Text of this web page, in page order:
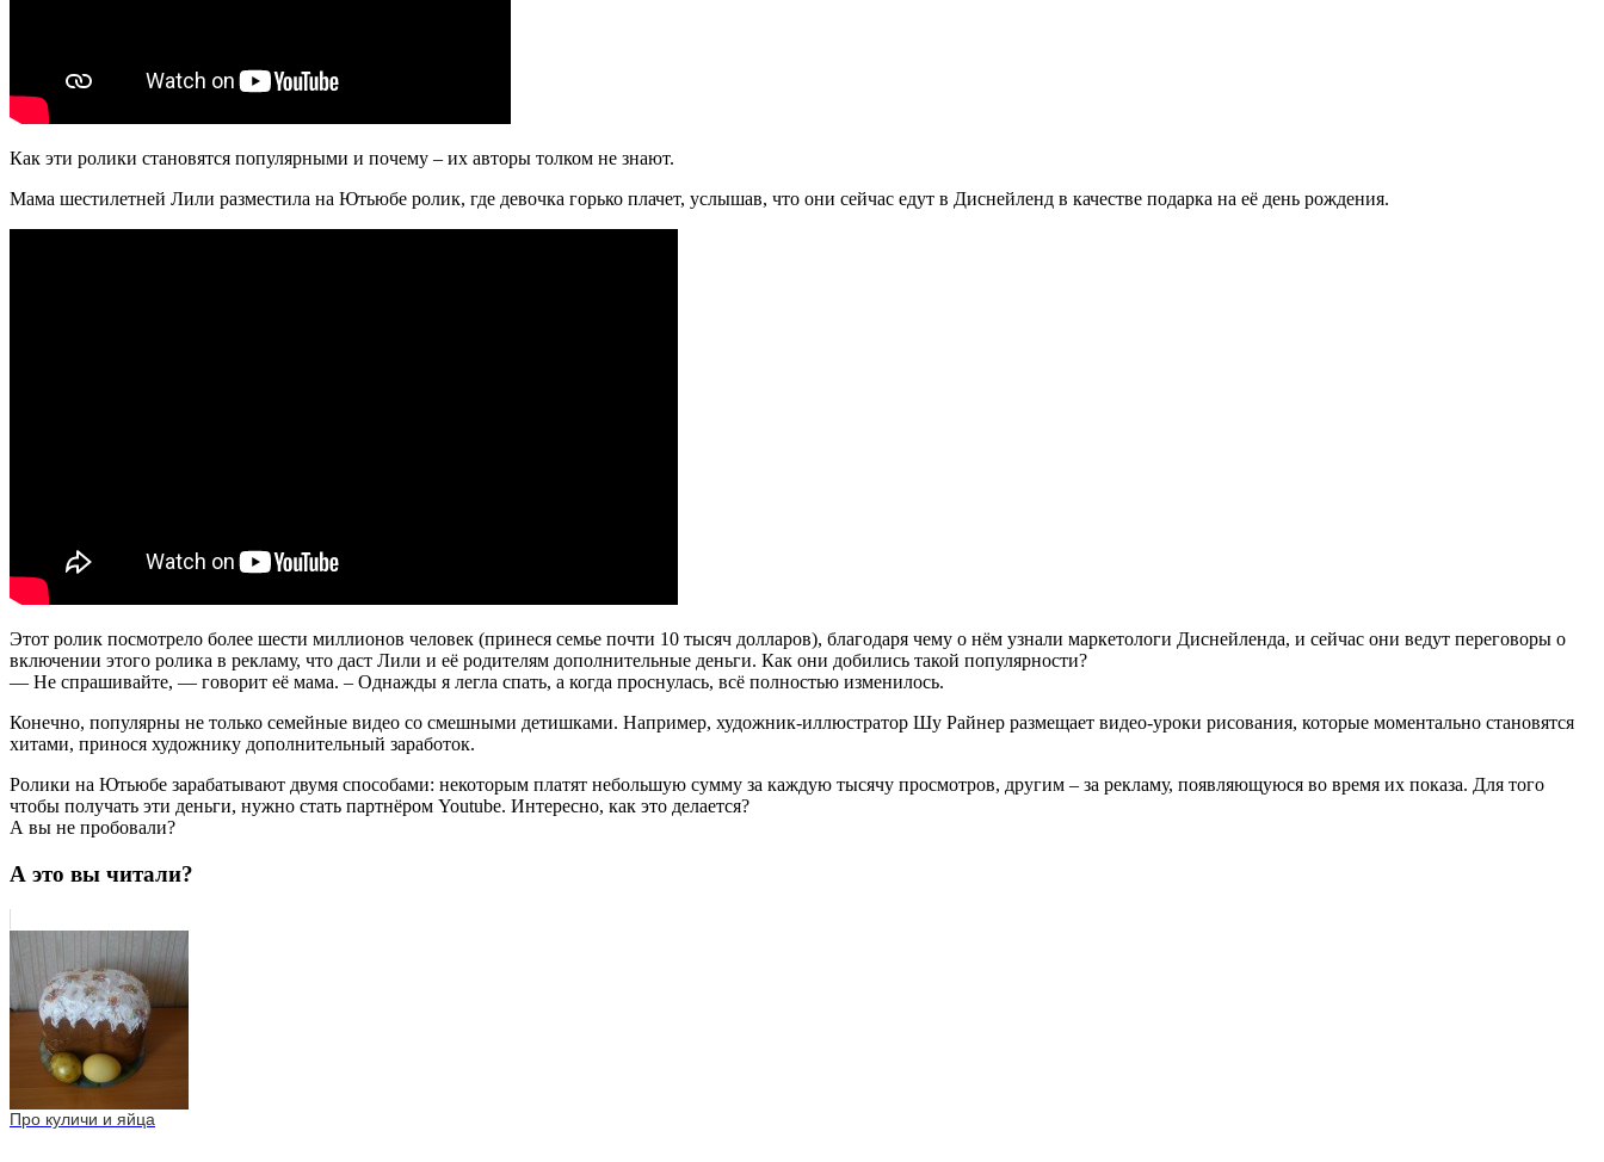
Как эти ролики становятся популярными и почему – их авторы толком не знают.
Мама шестилетней Лили разместила на Ютьюбе ролик, где девочка горько плачет, услышав, что они сейчас едут в Диснейленд в качестве подарка на её день рождения.
Этот ролик посмотрело более шести миллионов человек (принеся семье почти 10 тысяч долларов), благодаря чему о нём узнали маркетологи Диснейленда, и сейчас они ведут переговоры о
включении этого ролика в рекламу, что даст Лили и её родителям дополнительные деньги. Как они добились такой популярности?
— Не спрашивайте, — говорит её мама. – Однажды я легла спать, а когда проснулась, всё полностью изменилось.
Конечно, популярны не только семейные видео со смешными детишками. Например, художник-иллюстратор Шу Райнер размещает видео-уроки рисования, которые моментально становятся
хитами, принося художнику дополнительный заработок.
Ролики на Ютьюбе зарабатывают двумя способами: некоторым платят небольшую сумму за каждую тысячу просмотров, другим – за рекламу, появляющуюся во время их показа. Для того
чтобы получать эти деньги, нужно стать партнёром Youtube. Интересно, как это делается?
А вы не пробовали?
А это вы читали?
Про куличи и яйца